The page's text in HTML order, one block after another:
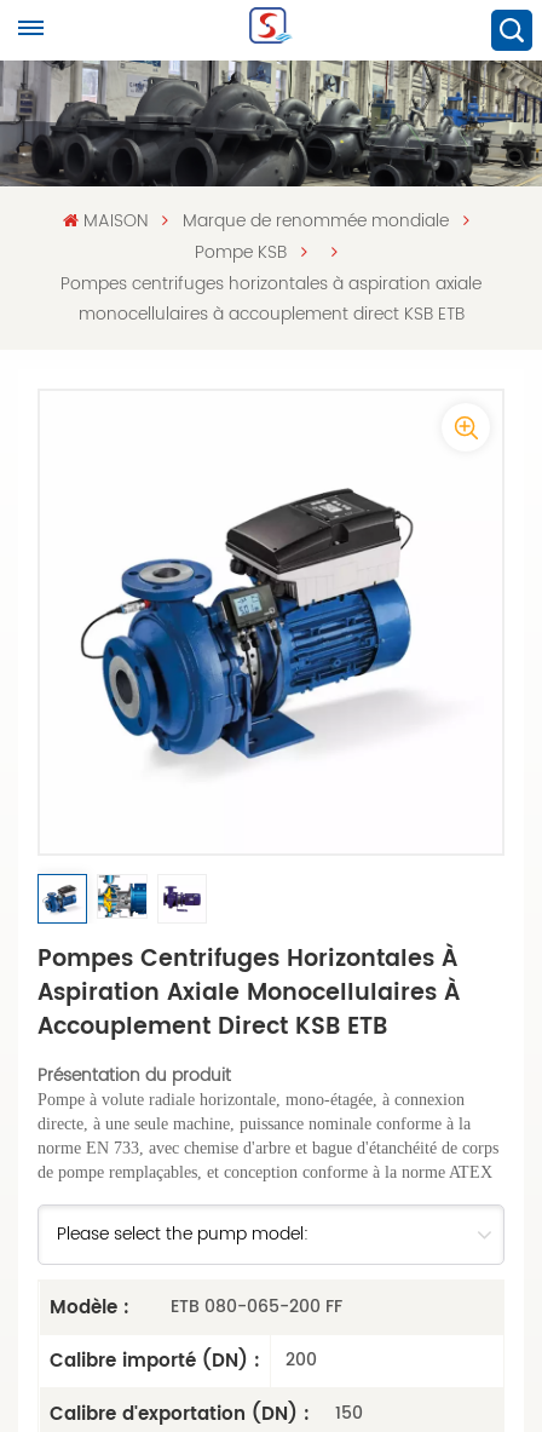
MAISON
Marque de renommée mondiale
Pompe KSB
Pompes centrifuges horizontales à aspiration axiale
monocellulaires à accouplement direct KSB ETB
Pompes Centrifuges Horizontales À
Aspiration Axiale Monocellulaires À
Accouplement Direct KSB ETB
Présentation du produit
Pompe à volute radiale horizontale, mono-étagée, à connexion
directe, à une seule machine, puissance nominale conforme à la
norme EN 733, avec chemise d'arbre et bague d'étanchéité de corps
de pompe remplaçables, et conception conforme à la norme ATEX
Modèle : ETB 080-065-200 FF
Calibre importé (DN) : 200
Calibre d'exportation (DN) : 150